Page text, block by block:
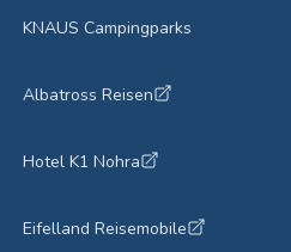
KNAUS Campingparks
Albatross Reisen
Hotel K1 Nohra
Eifelland Reisemobile